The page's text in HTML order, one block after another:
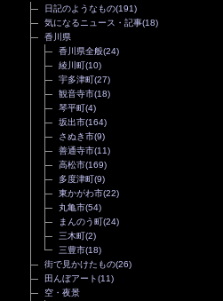
日記のようなもの(191)
気になるニュース・記事(18)
香川県
香川県全般(24)
綾川町(10)
宇多津町(27)
観音寺市(18)
琴平町(4)
坂出市(164)
さぬき市(9)
善通寺市(11)
高松市(169)
多度津町(9)
東かがわ市(22)
丸亀市(54)
まんのう町(24)
三木町(2)
三豊市(18)
街で見かけたもの(26)
田んぼアート(11)
空・夜景